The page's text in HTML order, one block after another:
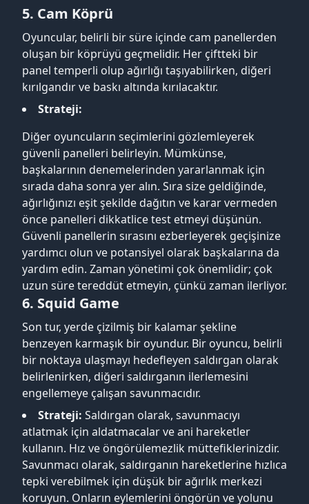
5. Cam Köprü
Oyuncular, belirli bir süre içinde cam panellerden
oluşan bir köprüyü geçmelidir. Her çiftteki bir
panel temperli olup ağırlığı taşıyabilirken, diğeri
kırılgandır ve baskı altında kırılacaktır.
Strateji:
Diğer oyuncuların seçimlerini gözlemleyerek
güvenli panelleri belirleyin. Mümkünse,
başkalarının denemelerinden yararlanmak için
sırada daha sonra yer alın. Sıra size geldiğinde,
ağırlığınızı eşit şekilde dağıtın ve karar vermeden
önce panelleri dikkatlice test etmeyi düşünün.
Güvenli panellerin sırasını ezberleyerek geçişinize
yardımcı olun ve potansiyel olarak başkalarına da
yardım edin. Zaman yönetimi çok önemlidir; çok
uzun süre tereddüt etmeyin, çünkü zaman ilerliyor.
6. Squid Game
Son tur, yerde çizilmiş bir kalamar şekline
benzeyen karmaşık bir oyundur. Bir oyuncu, belirli
bir noktaya ulaşmayı hedefleyen saldırgan olarak
belirlenirken, diğeri saldırganın ilerlemesini
engellemeye çalışan savunmacıdır.
Strateji: Saldırgan olarak, savunmacıyı
atlatmak için aldatmacalar ve ani hareketler
kullanın. Hız ve öngörülemezlik müttefiklerinizdir.
Savunmacı olarak, saldırganın hareketlerine hızlıca
tepki verebilmek için düşük bir ağırlık merkezi
koruyun. Onların eylemlerini öngörün ve yolunu